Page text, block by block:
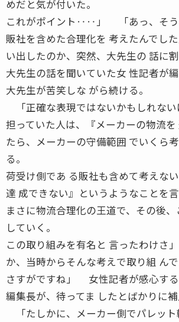
めだと気が付いた。
これがポイント‥‥」 「あっ、そう
販社を含めた合理化を 考えたんでし
い出したのか、突然、大先生の 話に割
大先生の話を聞いていた女 性記者が編
大先生が苦笑しな がら続ける。
「正確な表現ではないかもしれない
担っていた人は、『メーカーの物流
たら、メーカーの守備範囲 でいくら
る。
荷受け側であ る販社も含めて考えな
達 成できない』というようなことを言
まさに物流合理化の王道で、その後
していく。
この取り組みを有名と 言ったわけ
か、当時からそんな考えで取り組 んで
さすがですね」 女性記者が感心する
編集長が、待ってま したとばかりに補
「たしかに、メーカー側でパレット